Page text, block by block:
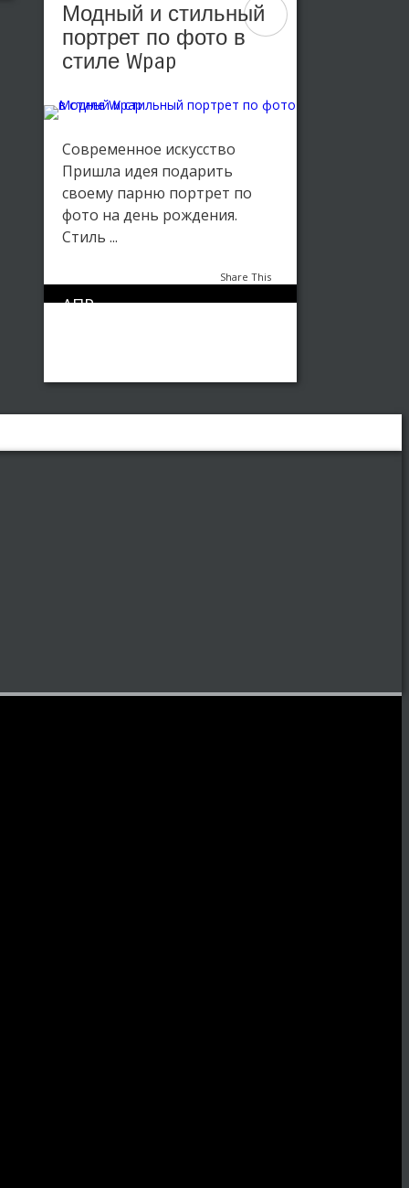
Модный и стильный
портрет по фото в
стиле Wpap
Современное искусство
Пришла идея подарить
своему парню портрет по
фото на день рождения.
Стиль ...
Share This
АПР